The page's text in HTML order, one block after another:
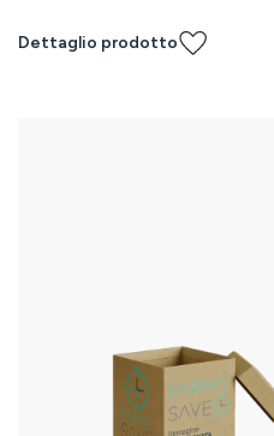
Dettaglio prodotto